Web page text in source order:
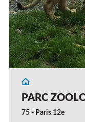
PARC
75 - Paris 12e